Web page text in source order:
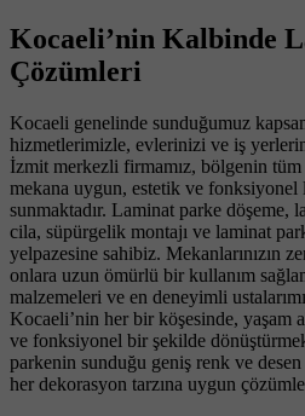
Kocaeli’nin Kalbinde
Çözümleri
Kocaeli genelinde sunduğumuz
hizmetlerimizle, evlerinizi ve iş
İzmit merkezli firmamız, bölgenin
mekana uygun, estetik ve fonksiyonel
sunmaktadır. Laminat parke döşeme,
cila, süpürgelik montajı ve laminat
yelpazesine sahibiz. Mekanlarınızın
onlara uzun ömürlü bir kullanım
malzemeleri ve en deneyimli
Kocaeli’nin her bir köşesinde, yaşam
ve fonksiyonel bir şekilde
parkenin sunduğu geniş renk ve
her dekorasyon tarzına uygun